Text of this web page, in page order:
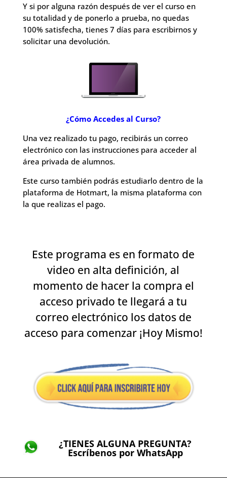
Y si por alguna razón después de ver el curso en
su totalidad y de ponerlo a prueba, no quedas
100% satisfecha, tienes 7 días para escribirnos y
solicitar una devolución.
¿Cómo Accedes al Curso?
Una vez realizado tu pago, recibirás un correo
electrónico con las instrucciones para acceder al
área privada de alumnos.
Este curso también podrás estudiarlo dentro de la
plataforma de Hotmart, la misma plataforma con
la que realizas el pago.
Este programa es en formato de
video en alta definición, al
momento de hacer la compra el
acceso privado te llegará a tu
correo electrónico los datos de
acceso para comenzar ¡Hoy Mismo!
¿TIENES ALGUNA PREGUNTA?
Escríbenos por WhatsApp